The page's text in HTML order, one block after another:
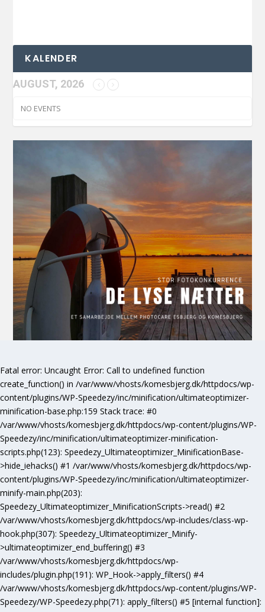
KALENDER
AUGUST, 2026
NO EVENTS
Fatal error: Uncaught Error: Call to undefined function
create_function() in /var/www/vhosts/komesbjerg.dk/httpdocs/wp-
content/plugins/WP-Speedezy/inc/minification/ultimateoptimizer-
minification-base.php:159 Stack trace: #0
/var/www/vhosts/komesbjerg.dk/httpdocs/wp-content/plugins/WP-
Speedezy/inc/minification/ultimateoptimizer-minification-
scripts.php(123): Speedezy_Ultimateoptimizer_MinificationBase-
>hide_iehacks() #1 /var/www/vhosts/komesbjerg.dk/httpdocs/wp-
content/plugins/WP-Speedezy/inc/minification/ultimateoptimizer-
minify-main.php(203):
Speedezy_Ultimateoptimizer_MinificationScripts->read() #2
/var/www/vhosts/komesbjerg.dk/httpdocs/wp-includes/class-wp-
hook.php(307): Speedezy_Ultimateoptimizer_Minify-
>ultimateoptimizer_end_buffering() #3
/var/www/vhosts/komesbjerg.dk/httpdocs/wp-
includes/plugin.php(191): WP_Hook->apply_filters() #4
/var/www/vhosts/komesbjerg.dk/httpdocs/wp-content/plugins/WP-
Speedezy/WP-Speedezy.php(71): apply_filters() #5 [internal function]: